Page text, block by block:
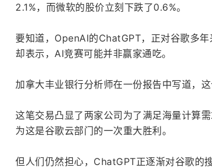
2.1%，而微软的股价立刻下跌了0.6%。
要知道，OpenAI的ChatGPT，正对谷歌多
却表示，AI竞赛可能并非赢家通吃。
加拿大丰业银行分析师在一份报告中写道，
这笔交易凸显了两家公司为了满足海量计算
为这是谷歌云部门的一次重大胜利。
但人们仍然担心，ChatGPT正逐渐对谷歌的